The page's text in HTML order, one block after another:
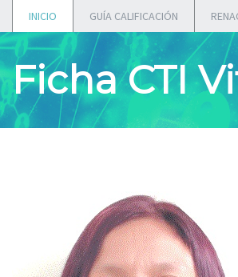
INICIO GUÍA CALIFICACIÓN
Ficha CTI